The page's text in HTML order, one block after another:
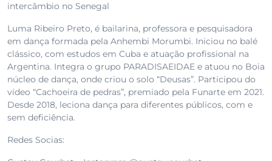
intercâmbio no Senegal
Luma Ribeiro Preto, é bailarina, professora e pesquisadora
em dança formada pela Anhembi Morumbi. Iniciou no balé
clássico, com estudos em Cuba e atuação profissional na
Argentina. Integra o grupo PARADISAEIDAE e atuou no Boia
núcleo de dança, onde criou o solo “Deusas”. Participou do
vídeo “Cachoeira de pedras”, premiado pela Funarte em 2021.
Desde 2018, leciona dança para diferentes públicos, com e
sem deficiência.
Redes Socias: